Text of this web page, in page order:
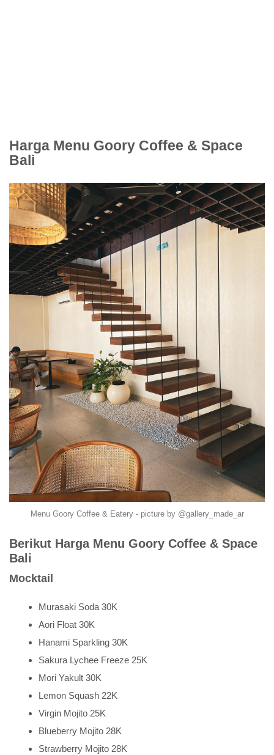
Harga Menu Goory Coffee & Space
Bali
Menu Goory Coffee & Eatery - picture by @gallery_made_ar
Berikut Harga Menu Goory Coffee & Space
Bali
Mocktail
Murasaki Soda 30K
Aori Float 30K
Hanami Sparkling 30K
Sakura Lychee Freeze 25K
Mori Yakult 30K
Lemon Squash 22K
Virgin Mojito 25K
Blueberry Mojito 28K
Strawberry Mojito 28K